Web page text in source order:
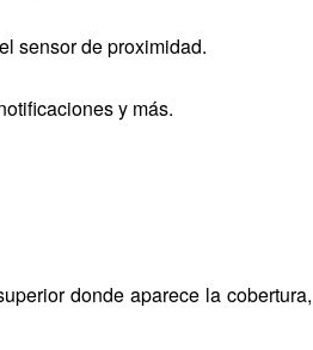
sensor de proximidad.
y más.
donde aparece la cobertura,